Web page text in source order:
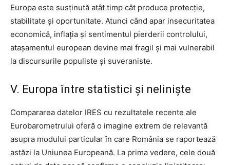
Europa este susținută atât timp cât produce protecție,
stabilitate și oportunitate. Atunci când apar insecuritatea
economică, inflația și sentimentul pierderii controlului,
atașamentul european devine mai fragil și mai vulnerabil
la discursurile populiste și suveraniste.
V. Europa între statistici și neliniște
Compararea datelor IRES cu rezultatele recente ale
Eurobarometrului oferă o imagine extrem de relevantă
asupra modului particular în care România se raportează
astăzi la Uniunea Europeană. La prima vedere, cele două